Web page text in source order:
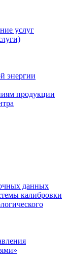
услуг
энергии
продукции
данных
калибровки